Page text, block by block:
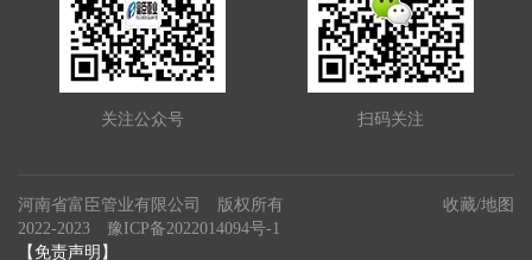
关注公众号 扫码关注
河南省富臣管业有限公司 版权所有
2022-2023 豫ICP备2022014094号-1
【免责声明】
收藏/地图